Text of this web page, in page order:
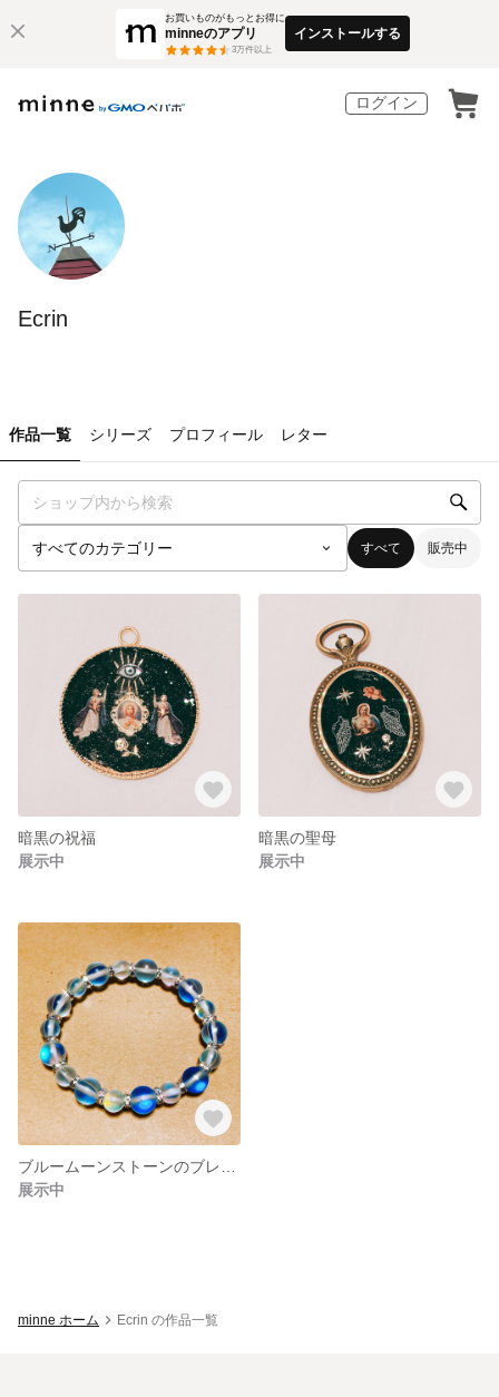
お買いものがもっとお得に
minneのアプリ
3万件以上
インストールする
ログイン
Ecrin
作品一覧 シリーズ プロフィール レター
すべて 販売中
暗黒の祝福
展示中
暗黒の聖母
展示中
展示中
minne ホーム Ecrin の作品一覧